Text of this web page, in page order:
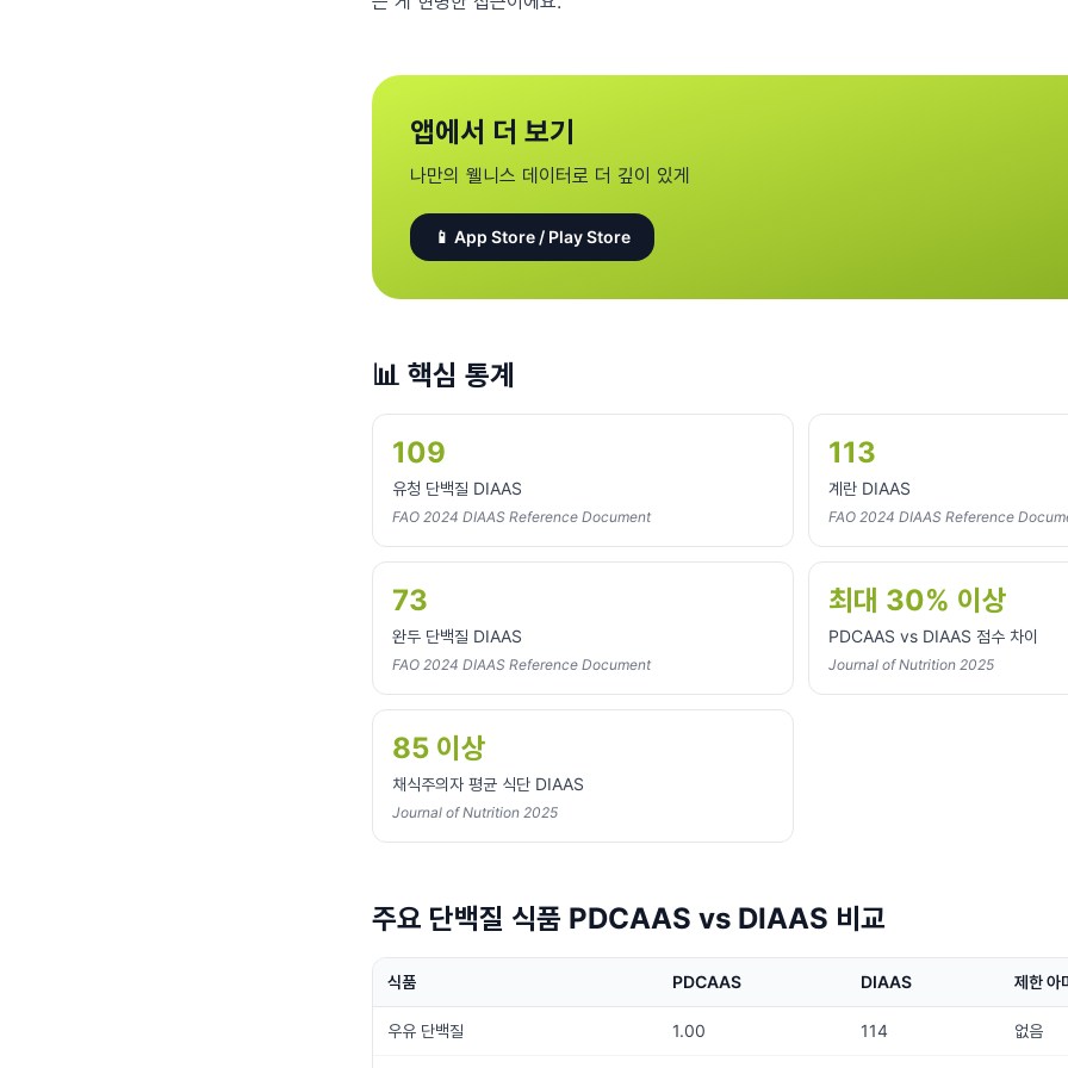
앱에서 더 보기
나만의 웰니스 데이터로 더 깊이 있게
📱 App Store / Play Store
📊 핵심 통계
109
유청 단백질 DIAAS
FAO 2024 DIAAS Reference Document
113
계란 DIAAS
FAO 2024 DIAAS Reference
73
완두 단백질 DIAAS
FAO 2024 DIAAS Reference Document
최대 30% 이상
PDCAAS vs DIAAS 점수 차이
Journal of Nutrition 2025
85 이상
채식주의자 평균 식단 DIAAS
Journal of Nutrition 2025
주요 단백질 식품 PDCAAS vs DIAAS 비교
식품 PDCAAS DIAAS 제한 아
우유 단백질 1.00 114 없음